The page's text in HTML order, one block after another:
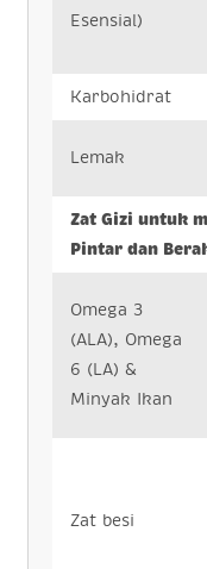
Esensial)
Karbohidrat
Lemak
Zat Gizi untuk
Pintar dan
Omega 3
(ALA), Omega
6 (LA) &
Minyak Ikan
Zat besi